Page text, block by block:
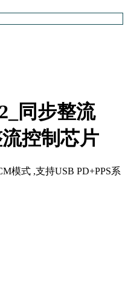
同步整流
控制芯片
模式 ,支持USB PD+PPS系